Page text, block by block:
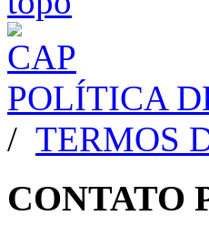
POLÍTICA
/ TERMOS
CONTATO